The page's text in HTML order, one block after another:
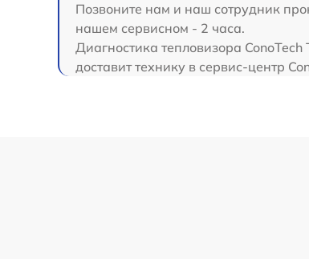
Позвоните нам и наш сотрудник
нашем сервисном - 2 часа.
Диагностика тепловизора
доставит технику в сервис-центр